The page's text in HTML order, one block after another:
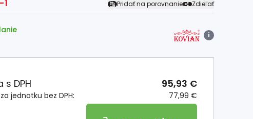
1 Pridať na porovnanie Zdieľať
i
jednotku bez DPH: 77,99 €
s DPH 95,93 €